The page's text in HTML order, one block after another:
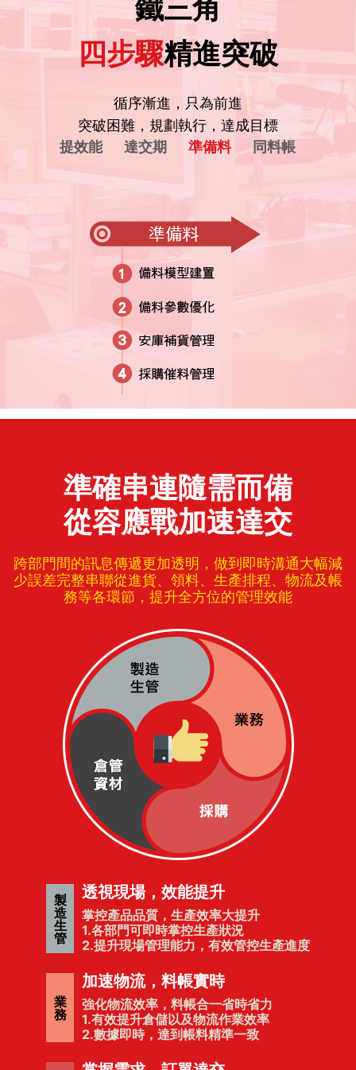
鐵三角
四步驟精進突破
循序漸進，只為前進
突破困難，規劃執行，達成目標
提效能
達交期 準備料 同料帳
準確串連隨需而備
從容應戰加速達交
跨部門間的訊息傳遞更加透明，做到即時溝通大幅減
少誤差完整串聯從進貨、領料、生產排程、物流及帳
務等各環節，提升全方位的管理效能
製
造
生
管
透視現場，效能提升
掌控產品品質，生產效率大提升
1.各部門可即時掌控生產狀況
2.提升現場管理能力，有效管控生產進度
業
務
加速物流，料帳實時
強化物流效率，料帳合一省時省力
1.有效提升倉儲以及物流作業效率
2.數據即時，達到帳料精準一致